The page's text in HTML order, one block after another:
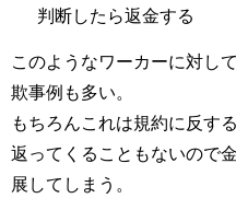
判断したら返金する
このようなワーカーに対し
欺事例も多い。
もちろんこれは規約に反す
返ってくることもないので
展してしまう。